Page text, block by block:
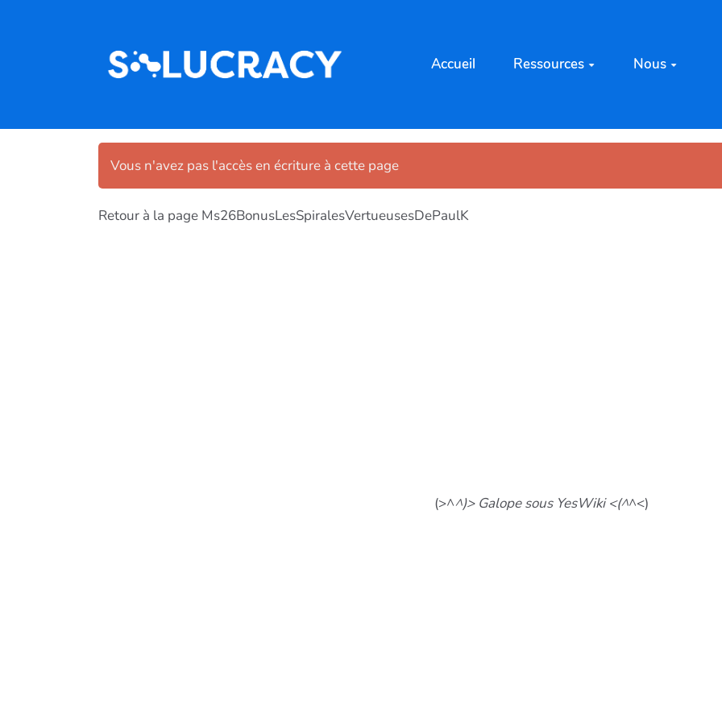
Accueil Ressources Nous
Vous n'avez pas l'accès en écriture à cette page
Retour à la page Ms26BonusLesSpiralesVertueusesDePaulK
(>^^)> Galope sous YesWiki <(^^<)